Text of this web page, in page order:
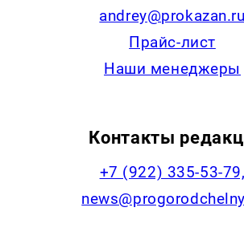
andrey@prokazan.ru
Прайс-лист
Наши менеджеры
Контакты
+7 (922) 335-53-79,